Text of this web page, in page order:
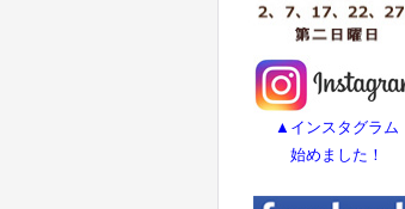
▲インスタグラム
始めました！